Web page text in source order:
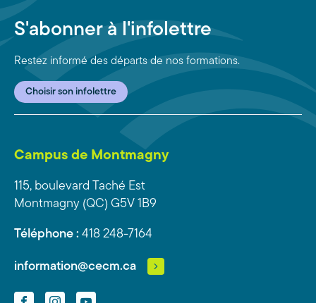
S'abonner à l'infolettre
Restez informé des départs de nos formations.
Choisir son infolettre
Campus de Montmagny
115, boulevard Taché Est
Montmagny (QC) G5V 1B9
Téléphone : 418 248-7164
information@cecm.ca
FacebookInstagramYouTube